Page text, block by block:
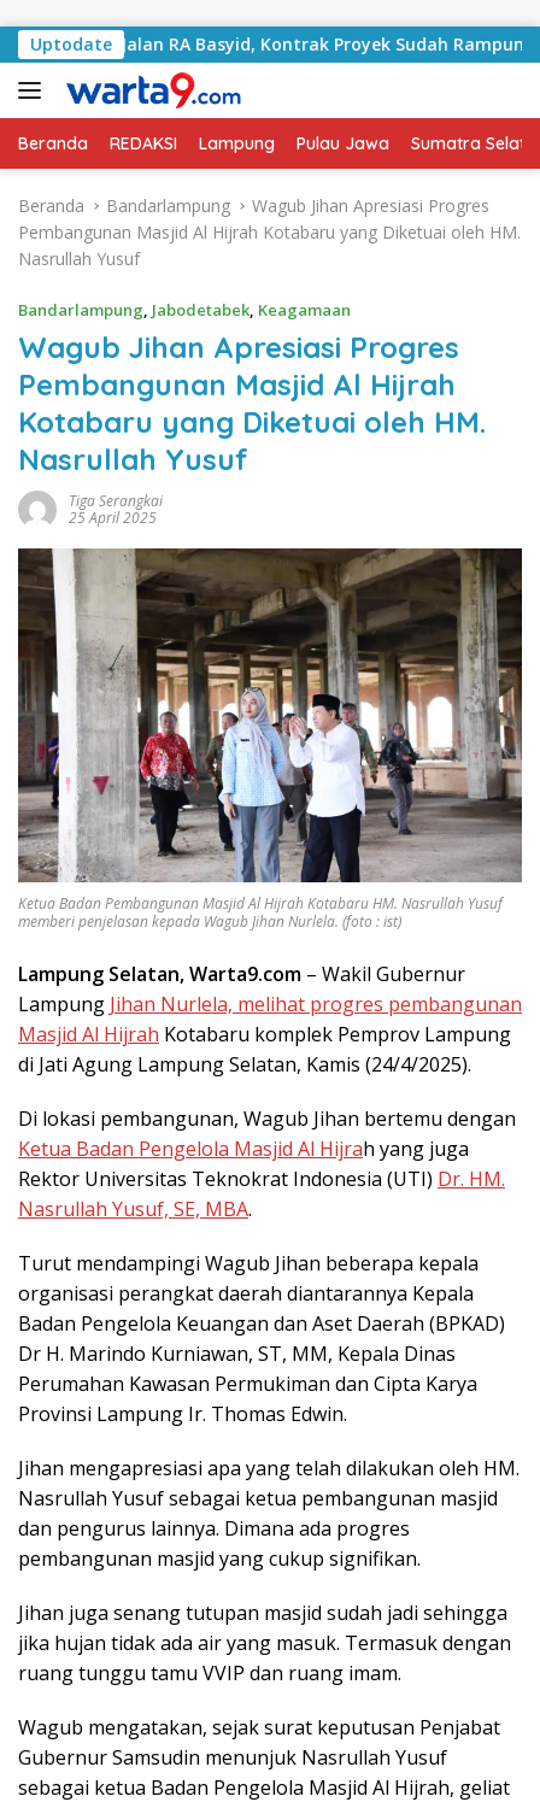
Uptodate
Jalan RA Basyid, Kontrak Proyek Sudah Rampung
Beranda REDAKSI Lampung Pulau Jawa Sumatra
Beranda Bandarlampung
Wagub Jihan Apresiasi Progres
Pembangunan Masjid Al Hijrah Kotabaru yang Diketuai oleh HM.
Nasrullah Yusuf
Bandarlampung, Jabodetabek, Keagamaan
Wagub Jihan Apresiasi Progres
Pembangunan Masjid Al Hijrah
Kotabaru yang Diketuai oleh HM.
Nasrullah Yusuf
Tiga Serangkai
25 April 2025
Ketua Badan Pembangunan Masjid Al Hijrah Kotabaru HM. Nasrullah Yusuf
memberi penjelasan kepada Wagub Jihan Nurlela. (foto : ist)
Lampung Selatan, Warta9.com – Wakil Gubernur
Lampung Jihan Nurlela, melihat progres pembangunan
Masjid Al Hijrah Kotabaru komplek Pemprov Lampung
di Jati Agung Lampung Selatan, Kamis (24/4/2025).
Di lokasi pembangunan, Wagub Jihan bertemu dengan
Ketua Badan Pengelola Masjid Al Hijrah yang juga
Rektor Universitas Teknokrat Indonesia (UTI) Dr. HM.
Nasrullah Yusuf, SE, MBA.
Turut mendampingi Wagub Jihan beberapa kepala
organisasi perangkat daerah diantarannya Kepala
Badan Pengelola Keuangan dan Aset Daerah (BPKAD)
Dr H. Marindo Kurniawan, ST, MM, Kepala Dinas
Perumahan Kawasan Permukiman dan Cipta Karya
Provinsi Lampung Ir. Thomas Edwin.
Jihan mengapresiasi apa yang telah dilakukan oleh HM.
Nasrullah Yusuf sebagai ketua pembangunan masjid
dan pengurus lainnya. Dimana ada progres
pembangunan masjid yang cukup signifikan.
Jihan juga senang tutupan masjid sudah jadi sehingga
jika hujan tidak ada air yang masuk. Termasuk dengan
ruang tunggu tamu VVIP dan ruang imam.
Wagub mengatakan, sejak surat keputusan Penjabat
Gubernur Samsudin menunjuk Nasrullah Yusuf
sebagai ketua Badan Pengelola Masjid Al Hijrah, geliat